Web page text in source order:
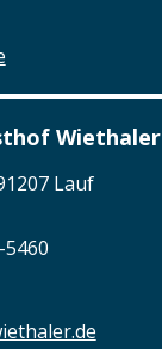
Wiethaler
Lauf
5460